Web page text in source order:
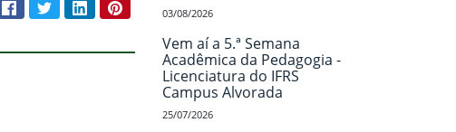
conteúdo:
FacebookTwitterLinkedInPinterest03/08/2026
Vem aí a 5.ª Semana
Acadêmica da Pedagogia -
Licenciatura do IFRS
Campus Alvorada
25/07/2026